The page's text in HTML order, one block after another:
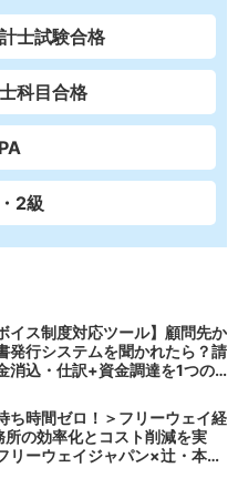
士試験合格
科目合格
2級
イス制度対応ツール】顧問先か
発行システムを聞かれたら？請
消込・仕訳+資金調達を1つの
ち時間ゼロ！＞フリーウェイ経
の効率化とコスト削減を実
リーウェイジャパン×辻・本郷